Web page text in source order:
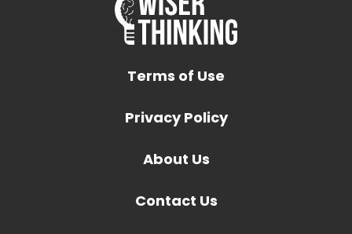
Terms of Use
Privacy Policy
About Us
Contact Us